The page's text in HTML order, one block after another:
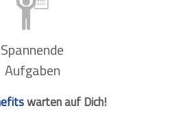
Spannende
Aufgaben
warten auf Dich!